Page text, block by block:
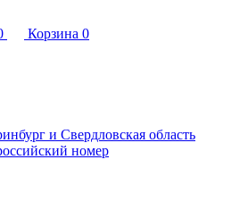
Корзина 0
и Свердловская область
номер